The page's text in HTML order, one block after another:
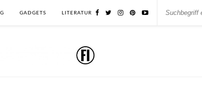
GADGETS LITERATUR